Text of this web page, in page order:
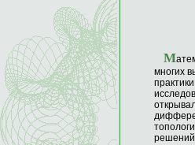
М
многих
решений